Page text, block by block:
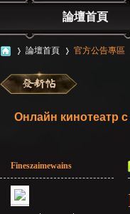
論壇首頁
»
論壇首頁 官方公告專區
Онлайн кинотеатр
Fineszaimewains